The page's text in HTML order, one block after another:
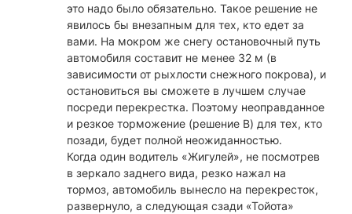
это надо было обязательно. Такое решение не
явилось бы внезапным для тех, кто едет за
вами. На мокром же снегу остановочный путь
автомобиля составит не менее 32 м (в
зависимости от рыхлости снежного покрова), и
остановиться вы сможете в лучшем случае
посреди перекрестка. Поэтому неоправданное
и резкое торможение (решение В) для тех, кто
позади, будет полной неожиданностью.
Когда один водитель «Жигулей», не посмотрев
в зеркало заднего вида, резко нажал на
тормоз, автомобиль вынесло на перекресток,
развернуло, а следующая сзади «Тойота»